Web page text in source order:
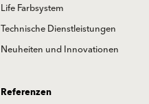
Life Farbsystem
Technische Dienstleistungen
Neuheiten und Innovationen
Referenzen